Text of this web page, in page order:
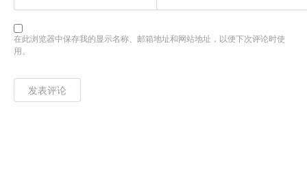
在此浏览器中保存我的显示名称、邮箱地址和网站地址，以便下次评论时使
用。